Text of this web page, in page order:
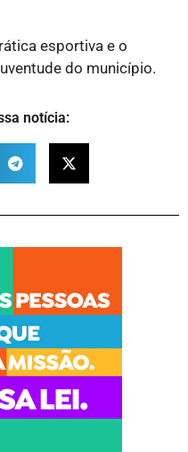
esportiva e o
do município.
notícia: